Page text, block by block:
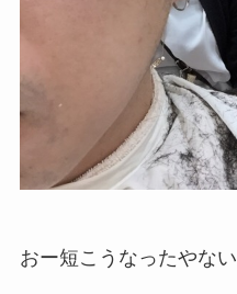
おー短こうなったやな